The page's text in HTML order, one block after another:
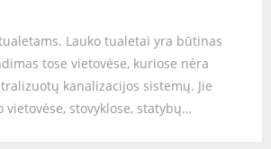
Lauko tualetai yra būtinas
tose vietovėse, kuriose nėra
kanalizacijos sistemų. Jie
vietovėse, stovyklose, statybų…